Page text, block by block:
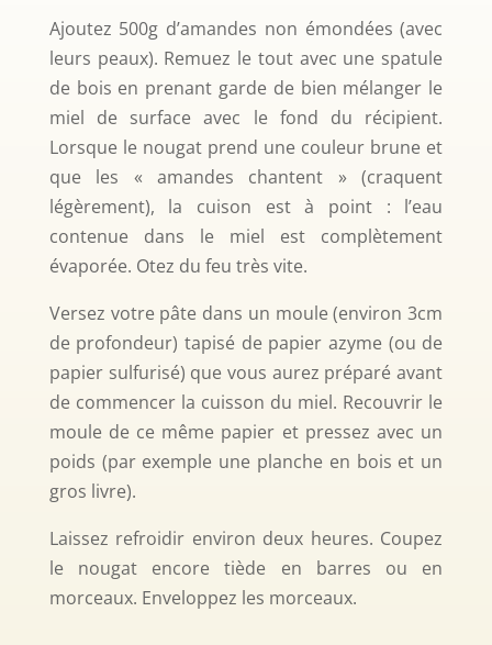
Ajoutez 500g d’amandes non émondées (avec
leurs peaux). Remuez le tout avec une spatule
de bois en prenant garde de bien mélanger le
miel de surface avec le fond du récipient.
Lorsque le nougat prend une couleur brune et
que les « amandes chantent » (craquent
légèrement), la cuison est à point : l’eau
contenue dans le miel est complètement
évaporée. Otez du feu très vite.
Versez votre pâte dans un moule (environ 3cm
de profondeur) tapisé de papier azyme (ou de
papier sulfurisé) que vous aurez préparé avant
de commencer la cuisson du miel. Recouvrir le
moule de ce même papier et pressez avec un
poids (par exemple une planche en bois et un
gros livre).
Laissez refroidir environ deux heures. Coupez
le nougat encore tiède en barres ou en
morceaux. Enveloppez les morceaux.